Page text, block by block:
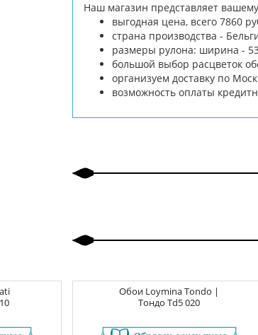
Наш магазин представляет
выгодная цена, всего 7860
страна производства -
размеры рулона: ширина -
большой выбор расцветок
организуем доставку по
возможность оплаты
Обои Loymina Tondo |
ТондоTd5 020